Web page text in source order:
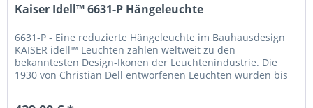
Kaiser Idell™ 6631-P Hängeleuchte
6631-P - Eine reduzierte Hängeleuchte im Bauhausdesign
KAISER idell™ Leuchten zählen weltweit zu den
bekanntesten Design-Ikonen der Leuchtenindustrie. Die
1930 von Christian Dell entworfenen Leuchten wurden bis